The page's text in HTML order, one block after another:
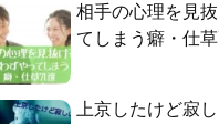
相手の心理を見
てしまう癖・仕
上京したけど寂